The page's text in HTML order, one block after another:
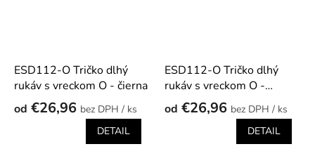
ESD112-O Tričko dlhý
rukáv s vreckom O - čierna
od €26,96
/ ks
DETAIL
ESD112-O Tričko dlhý
rukáv s vreckom O -
grafitová
od €26,96
/ ks
DETAIL